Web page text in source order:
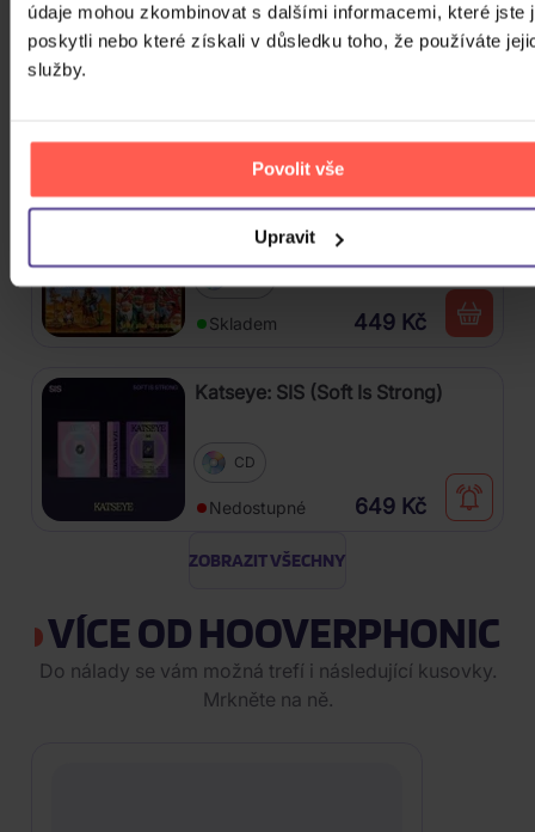
údaje mohou zkombinovat s dalšími informacemi, které jste
poskytli nebo které získali v důsledku toho, že používáte
služby.
Povolit vše
Upravit
Stray Kids: SKZHOP HIPTAPE(合
Hop) (SKZHOP Version)
Skladem 649 Kč
Kabát: Original Albums Vol. 1
Skladem 449 Kč
Katseye: SIS (Soft Is Strong)
CD
Nedostupné 649 Kč
ZOBRAZIT VŠECHNY
VÍCE OD HOOVERPHONIC
Do nálady se vám možná trefí i následující kusovky.
Mrkněte na ně.